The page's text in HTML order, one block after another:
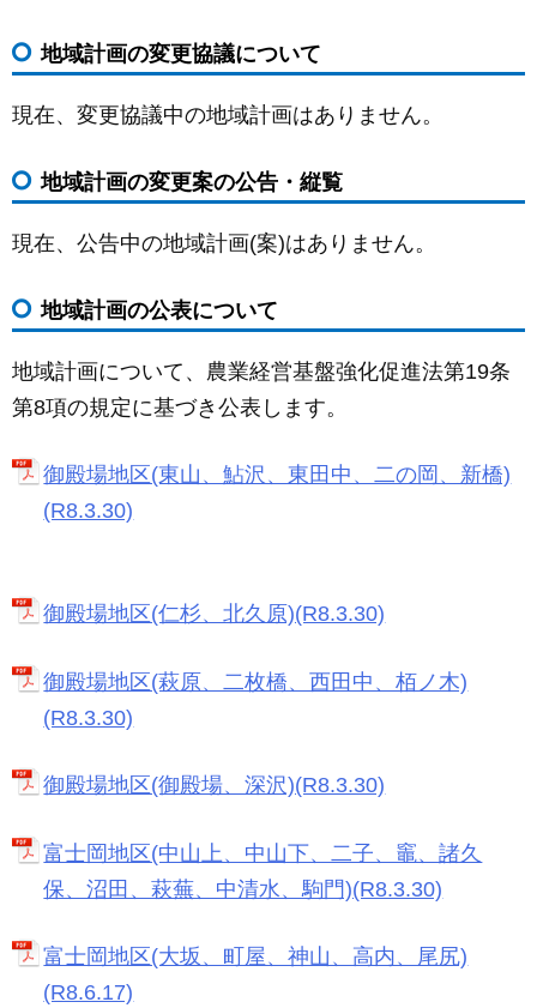
地域計画の変更協議について
現在、変更協議中の地域計画はありません。
地域計画の変更案の公告・縦覧
現在、公告中の地域計画(案)はありません。
地域計画の公表について
地域計画について、農業経営基盤強化促進法第19条
第8項の規定に基づき公表します。
御殿場地区(東山、鮎沢、東田中、二の岡、新橋)
(R8.3.30)
御殿場地区(仁杉、北久原)(R8.3.30)
御殿場地区(萩原、二枚橋、西田中、栢ノ木)
(R8.3.30)
御殿場地区(御殿場、深沢)(R8.3.30)
富士岡地区(中山上、中山下、二子、竈、諸久
保、沼田、萩蕪、中清水、駒門)(R8.3.30)
富士岡地区(大坂、町屋、神山、高内、尾尻)
(R8.6.17)